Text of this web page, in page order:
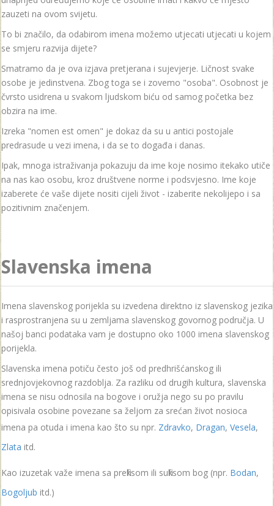
zauzeti na ovom svijetu.
To bi značilo, da odabirom imena možemo utjecati utjecati u kojem
se smjeru razvija dijete?
Smatramo da je ova izjava pretjerana i sujevjerje. Ličnost svake
osobe je jedinstvena. Zbog toga se i zovemo "osoba". Osobnost je
čvrsto usidrena u svakom ljudskom biću od samog početka bez
obzira na ime.
Izreka "nomen est omen" je dokaz da su u antici postojale
predrasude u vezi imena, i da se to događa i danas.
Ipak, mnoga istraživanja pokazuju da ime koje nosimo itekako utiče
na nas kao osobu, kroz društvene norme i podsvjesno. Ime koje
izaberete će vaše dijete nositi cijeli život - izaberite nekolijepo i sa
pozitivnim značenjem.
Slavenska imena
Imena slavenskog porijekla su izvedena direktno iz slavenskog jezika
i rasprostranjena su u zemljama slavenskog govornog područja. U
našoj banci podataka vam je dostupno oko 1000 imena slavenskog
porijekla.
Slavenska imena potiču često još od predhrišćanskog ili
srednjovjekovnog razdoblja. Za razliku od drugih kultura, slavenska
imena se nisu odnosila na bogove i oružja nego su po pravilu
opisivala osobine povezane sa željom za srećan život nosioca
imena pa otuda i imena kao što su npr. Zdravko, Dragan, Vesela,
Zlata itd.
Kao izuzetak važe imena sa prefiksom ili sufiksom bog (npr. Bodan,
Bogoljub itd.)